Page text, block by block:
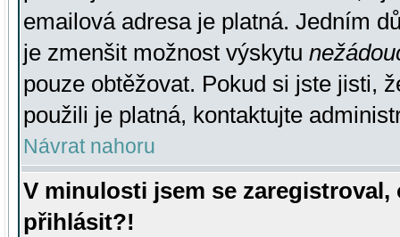
emailová adresa je platná. Jedním
je zmenšit možnost výskytu
pouze obtěžovat. Pokud si jste jisti,
použili je platná, kontaktujte
Návrat nahoru
V minulosti jsem se
přihlásit?!